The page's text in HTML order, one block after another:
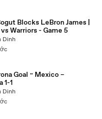
Blocks LeBron James |
Warriors - Game 5
Dinh
Goal ~ Mexico –
1-1
Dinh